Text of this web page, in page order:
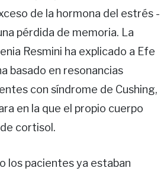
de la hormona del estrés -
pérdida de memoria. La
Resmini ha explicado a Efe
basado en resonancias
con síndrome de Cushing,
en la que el propio cuerpo
cortisol.
los pacientes ya estaban